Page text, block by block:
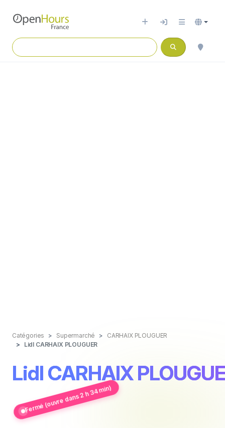
Catégories Supermarché
CARHAIX PLOUGUER
Lidl CARHAIX PLOUGUER
Lidl CARHAIX
Fermé (ouvre dans 2 h 34 min)